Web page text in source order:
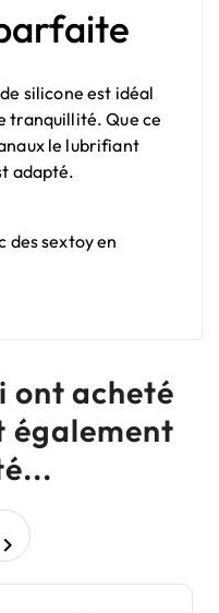
silicone est idéal
tranquillité. Que ce
le lubrifiant
adapté.
des sextoy en
ont acheté
également
